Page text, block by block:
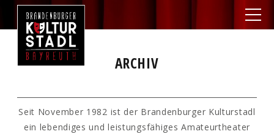
ARCHIV
Seit November 1982 ist der Brandenburger Kulturstadl
ein lebendiges und leistungsfähiges Amateurtheater